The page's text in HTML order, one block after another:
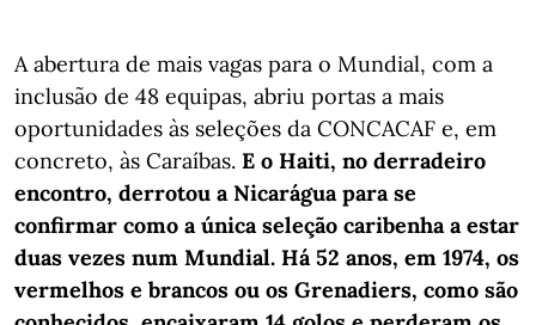
A abertura de mais vagas para o Mundial, com a
inclusão de 48 equipas, abriu portas a mais
oportunidades às seleções da CONCACAF e, em
concreto, às Caraíbas. E o Haiti, no derradeiro
encontro, derrotou a Nicarágua para se
confirmar como a única seleção caribenha a estar
duas vezes num Mundial. Há 52 anos, em 1974, os
vermelhos e brancos ou os Grenadiers, como são